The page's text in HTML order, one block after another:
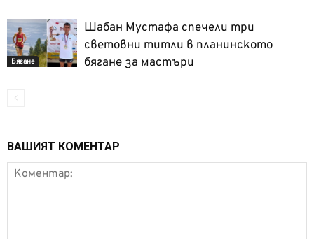
Бягане
Шабан Мустафа спечели три
световни титли в планинското
бягане за мастъри
ВАШИЯТ КОМЕНТАР